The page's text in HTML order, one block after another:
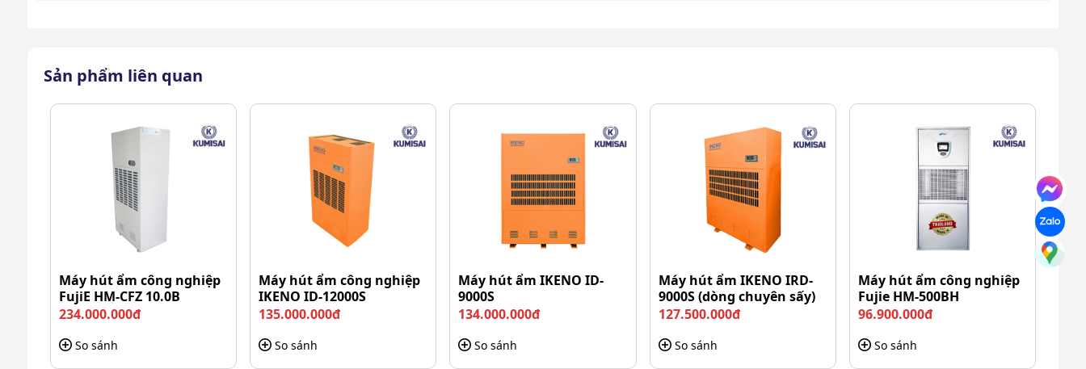
Di chuyển dễ dàng nhờ hệ thống 4 bánh xe
Hệ thống 4 bánh xe xoay linh hoạt, xe dễ dàng di chuyển trên nhiều loại bề mặt mà không cần tốn nhiều
sức. Ngay cả khi xô chứa đầy nước, người dùng vẫn có thể đẩy xe đến các khu vực cần vệ sinh một cách
thuận tiện, góp phần tiết kiệm thời gian và công sức.
Sản phẩm liên quan
Máy hút ẩm công nghiệp
FujiE HM-CFZ 10.0B
234.000.000đ
So sánh
Máy hút ẩm công nghiệp
IKENO ID-12000S
135.000.000đ
So sánh
Máy hút ẩm IKENO ID-
9000S
134.000.000đ
So sánh
Máy hút ẩm IKENO IRD-
9000S (dòng chuyên sấy)
127.500.000đ
So sánh
Máy hút ẩm công nghiệp
Fujie HM-500BH
96.900.000đ
So sánh